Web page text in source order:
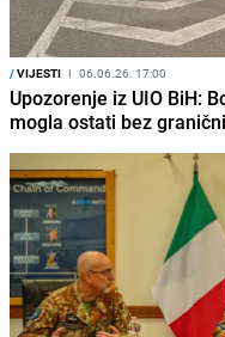
/VIJESTI I 06.06.26. 17:00
Upozorenje iz UIO BiH:
mogla ostati bez